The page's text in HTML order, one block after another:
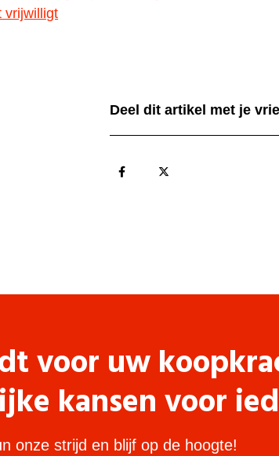
vrijwilligt
Deel dit artikel met je
voor uw
kansen voor
onze strijd en blijf op de hoogte!